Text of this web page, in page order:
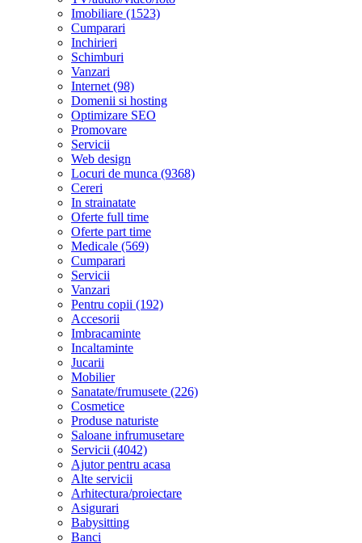
Imobiliare (1523)
Cumparari
Inchirieri
Schimburi
Vanzari
Internet (98)
Domenii si hosting
Optimizare SEO
Promovare
Servicii
Web design
Locuri de munca (9368)
Cereri
In strainatate
Oferte full time
Oferte part time
Medicale (569)
Cumparari
Servicii
Vanzari
Pentru copii (192)
Accesorii
Imbracaminte
Incaltaminte
Jucarii
Mobilier
Sanatate/frumusete (226)
Cosmetice
Produse naturiste
Saloane infrumusetare
Servicii (4042)
Ajutor pentru acasa
Alte servicii
Arhitectura/proiectare
Asigurari
Babysitting
Banci